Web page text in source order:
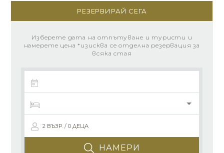
РЕЗЕРВИРАЙ СЕГА
Изберете дата на отпътуване и туристи и
намерете цена *изисква се отделна резервация за
всяка стая
2 ВЪЗР. / 0 ДЕЦА
НАМЕРИ